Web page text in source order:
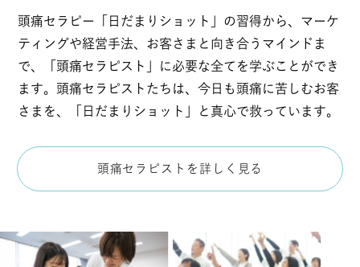
頭痛セラピー「日だまりショット」の習得から、マーケ
ティングや経営手法、お客さまと向き合うマインドま
で、「頭痛セラピスト」に必要な全てを学ぶことができ
ます。頭痛セラピストたちは、今日も頭痛に苦しむお客
さまを、「日だまりショット」と真心で救っています。
頭痛セラピストを詳しく見る